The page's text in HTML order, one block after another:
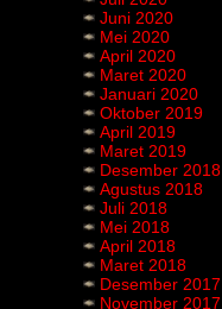
Juni 2020
Mei 2020
April 2020
Maret 2020
Januari 2020
Oktober 2019
April 2019
Maret 2019
Desember 2018
Agustus 2018
Juli 2018
Mei 2018
April 2018
Maret 2018
Desember 2017
November 2017